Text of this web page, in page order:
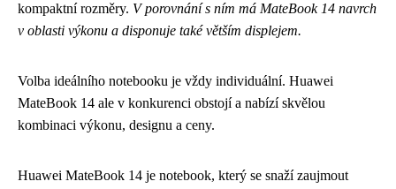
kompaktní rozměry. V porovnání s ním má MateBook 14 navrch
v oblasti výkonu a disponuje také větším displejem.
Volba ideálního notebooku je vždy individuální. Huawei
MateBook 14 ale v konkurenci obstojí a nabízí skvělou
kombinaci výkonu, designu a ceny.
Huawei MateBook 14 je notebook, který se snaží zaujmout